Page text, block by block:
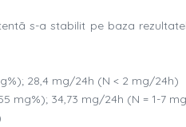
s-a stabilit pe baza
28,4 mg/24h (N < 2 mg/24h)
mg%); 34,73 mg/24h (N = 1-7